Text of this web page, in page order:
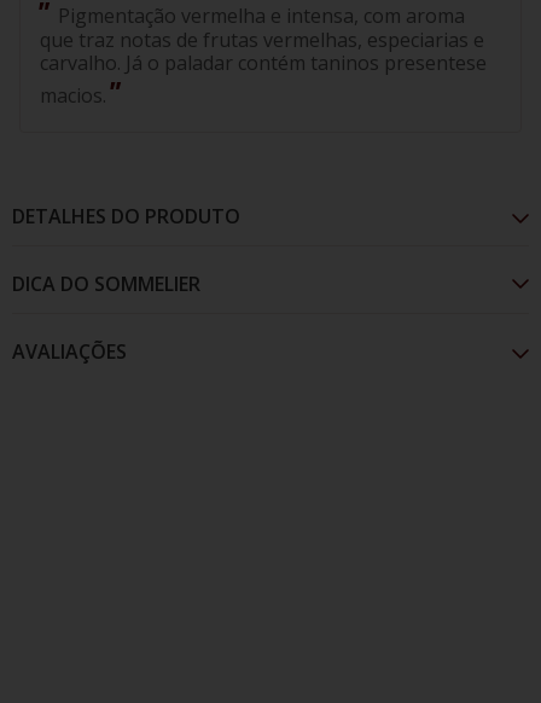
Pigmentação vermelha e intensa, com aroma
que traz notas de frutas vermelhas, especiarias e
carvalho. Já o paladar contém taninos presentese
macios.
DETALHES DO PRODUTO
Pigmentação vermelha e intensa, com aroma que
AVALIAÇÕES